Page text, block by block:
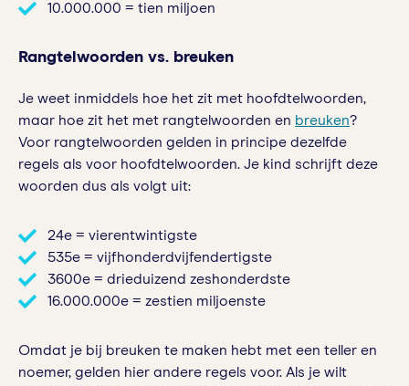
10.000.000 = tien miljoen
Rangtelwoorden vs. breuken
Je weet inmiddels hoe het zit met hoofdtelwoorden,
maar hoe zit het met rangtelwoorden en breuken?
Voor rangtelwoorden gelden in principe dezelfde
regels als voor hoofdtelwoorden. Je kind schrijft deze
woorden dus als volgt uit:
24e = vierentwintigste
535e = vijfhonderdvijfendertigste
3600e = drieduizend zeshonderdste
16.000.000e = zestien miljoenste
Omdat je bij breuken te maken hebt met een teller en
noemer, gelden hier andere regels voor. Als je wilt